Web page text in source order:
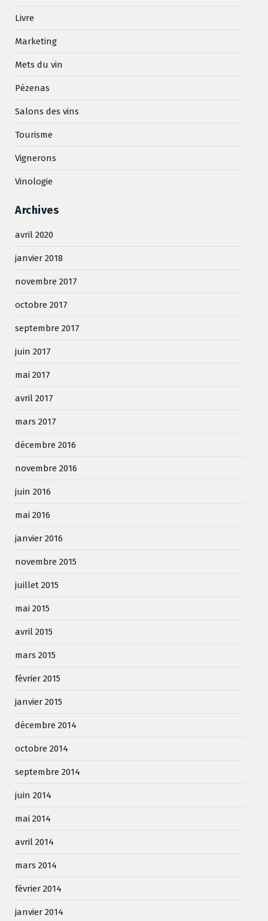
Livre
Marketing
Mets du vin
Pézenas
Salons des vins
Tourisme
Vignerons
Vinologie
Archives
avril 2020
janvier 2018
novembre 2017
octobre 2017
septembre 2017
juin 2017
mai 2017
avril 2017
mars 2017
décembre 2016
novembre 2016
juin 2016
mai 2016
janvier 2016
novembre 2015
juillet 2015
mai 2015
avril 2015
mars 2015
février 2015
janvier 2015
décembre 2014
octobre 2014
septembre 2014
juin 2014
mai 2014
avril 2014
mars 2014
février 2014
janvier 2014